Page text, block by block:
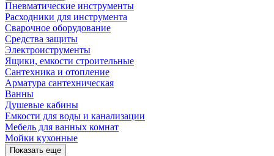
Пневматические инструменты
Расходники для инструмента
Сварочное оборудование
Средства защиты
Электроиструменты
Ящики, емкости строительные
Сантехника и отопление
Арматура сантехническая
Ванны
Душевые кабины
Емкости для воды и канализации
Мебель для ванных комнат
Мойки кухонные
Показать еще